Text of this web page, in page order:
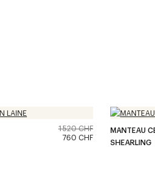
1 520 CHF
760 CHF
MANTEAU
SHEARLING